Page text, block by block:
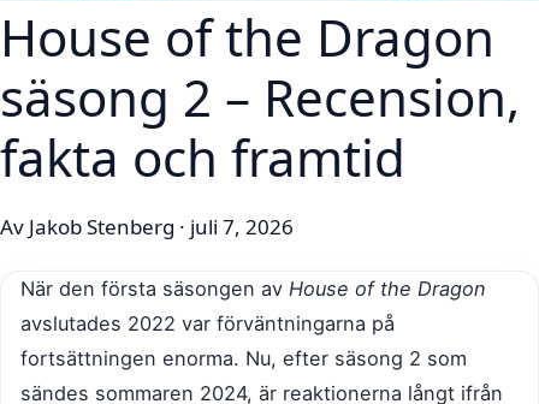
House of the Dragon
säsong 2 – Recension,
fakta och framtid
Av Jakob Stenberg · juli 7, 2026
När den första säsongen av House of the Dragon
avslutades 2022 var förväntningarna på
fortsättningen enorma. Nu, efter säsong 2 som
sändes sommaren 2024, är reaktionerna långt ifrån